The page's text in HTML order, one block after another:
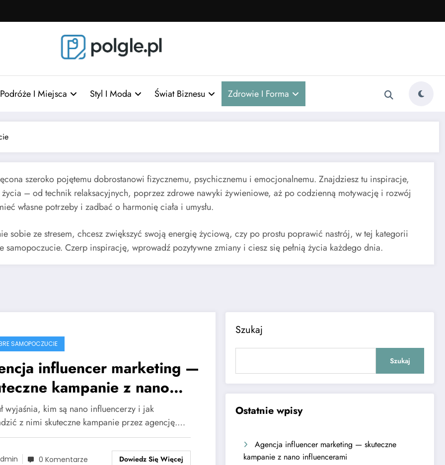
Podróże I Miejsca Styl I Moda Świat Biznesu Zdrowie I Forma
szeroko pojętemu dobrostanowi fizycznemu, psychicznemu i emocjonalnemu. Znajdziesz tu inspiracje,
– od technik relaksacyjnych, poprzez zdrowe nawyki żywieniowe, aż po codzienną motywację i rozwój
własne potrzeby i zadbać o harmonię ciała i umysłu.
sobie ze stresem, chcesz zwiększyć swoją energię życiową, czy po prostu poprawić nastrój, w tej kategorii
Czerp inspirację, wprowadź pozytywne zmiany i ciesz się pełnią życia każdego dnia.
SAMOPOCZUCIE
influencer marketing —
kampanie z nano
wyjaśnia, kim są nano influencerzy i jak
z nimi skuteczne kampanie przez agencję.…
0 Komentarze Dowiedz Się Więcej
Szukaj
Szukaj
Ostatnie wpisy
Agencja influencer marketing — skuteczne
kampanie z nano influencerami